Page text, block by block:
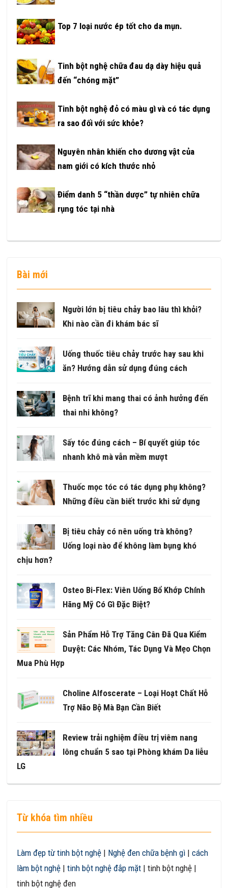
Top 7 loại nước ép tốt cho da mụn.
Tinh bột nghệ chữa đau dạ dày hiệu quả
đến “chóng mặt”
Tinh bột nghệ đỏ có màu gì và có tác dụng
ra sao đối với sức khỏe?
Nguyên nhân khiến cho dương vật của
nam giới có kích thước nhỏ
Điểm danh 5 “thần dược” tự nhiên chữa
rụng tóc tại nhà
Bài mới
Người lớn bị tiêu chảy bao lâu thì khỏi?
Khi nào cần đi khám bác sĩ
Uống thuốc tiêu chảy trước hay sau khi
ăn? Hướng dẫn sử dụng đúng cách
Bệnh trĩ khi mang thai có ảnh hưởng đến
thai nhi không?
Sấy tóc đúng cách – Bí quyết giúp tóc
nhanh khô mà vẫn mềm mượt
Thuốc mọc tóc có tác dụng phụ không?
Những điều cần biết trước khi sử dụng
Bị tiêu chảy có nên uống trà không?
Uống loại nào để không làm bụng khó
chịu hơn?
Osteo Bi-Flex: Viên Uống Bổ Khớp Chính
Hãng Mỹ Có Gì Đặc Biệt?
Sản Phẩm Hỗ Trợ Tăng Cân Đã Qua Kiểm
Duyệt: Các Nhóm, Tác Dụng Và Mẹo Chọn
Mua Phù Hợp
Choline Alfoscerate – Loại Hoạt Chất Hỗ
Trợ Não Bộ Mà Bạn Cần Biết
Review trải nghiệm điều trị viêm nang
lông chuẩn 5 sao tại Phòng khám Da liễu
LG
Từ khóa tìm nhiều
Làm đẹp từ tinh bột nghệ | Nghệ đen chữa bệnh gì |cách
làm bột nghệ |tinh bột nghệ đắp mặt | tinh bột nghệ |
tinh bột nghệ đen